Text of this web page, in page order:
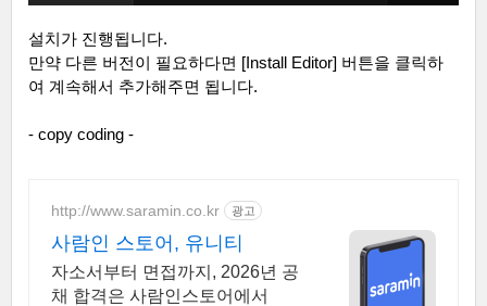
설치가 진행됩니다.
만약 다른 버전이 필요하다면 [Install Editor] 버튼을 클릭하
여 계속해서 추가해주면 됩니다.
- copy coding -
http://www.saramin.co.kr 광고
사람인 스토어, 유니티
자소서부터 면접까지, 2026년 공
채 합격은 사람인스토어에서